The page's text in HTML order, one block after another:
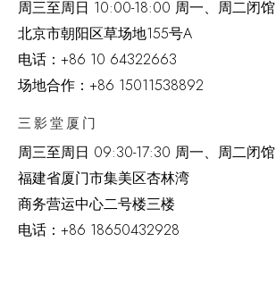
周三至周日 10:00-18:00 周一、周二闭馆
北京市朝阳区草场地155号A
电话： +86 10 64322663
场地合作：+86 15011538892
三影堂厦门
周三至周日 09:30-17:30 周一、周二闭馆
福建省厦门市集美区杏林湾
商务营运中心二号楼三楼
电话： +86 18650432928